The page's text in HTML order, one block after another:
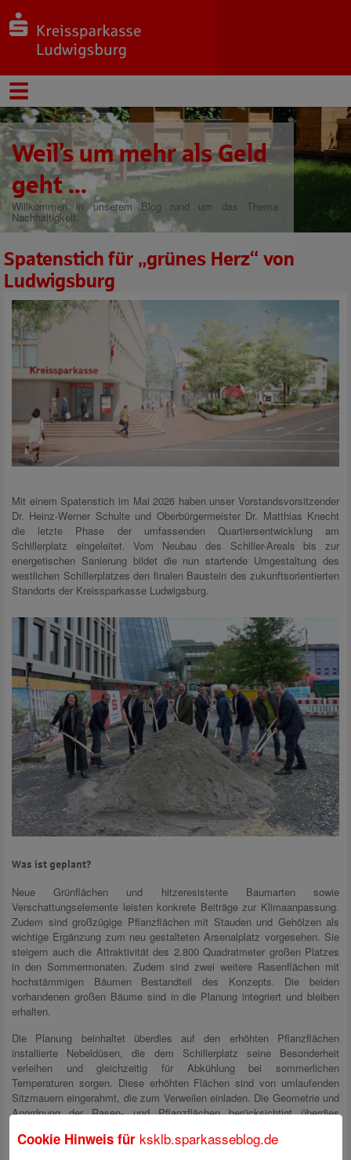
Weil’s um mehr als Geld
geht ...
Willkommen in unserem Blog rund um das Thema
Nachhaltigkeit.
Spatenstich für „grünes Herz“ von
Ludwigsburg
Mit einem Spatenstich im Mai 2026 haben unser Vorstandsvorsitzender
Dr. Heinz-Werner Schulte und Oberbürgermeister Dr. Matthias Knecht
die letzte Phase der umfassenden Quartiersentwicklung am
Schillerplatz eingeleitet. Vom Neubau des Schiller-Areals bis zur
energetischen Sanierung bildet die nun startende Umgestaltung des
westlichen Schillerplatzes den finalen Baustein des zukunftsorientierten
Standorts der Kreissparkasse Ludwigsburg.
Was ist geplant?
Neue Grünflächen und hitzeresistente Baumarten sowie
Verschattungselemente leisten konkrete Beiträge zur Klimaanpassung.
Zudem sind großzügige Pflanzflächen mit Stauden und Gehölzen als
wichtige Ergänzung zum neu gestalteten Arsenalplatz vorgesehen. Sie
steigern auch die Attraktivität des 2.800 Quadratmeter großen Platzes
in den Sommermonaten. Zudem sind zwei weitere Rasenflächen mit
hochstämmigen Bäumen Bestandteil des Konzepts. Die beiden
vorhandenen großen Bäume sind in die Planung integriert und bleiben
erhalten.
Die Planung beinhaltet überdies auf den erhöhten Pflanzflächen
installierte Nebeldüsen, die dem Schillerplatz seine Besonderheit
verleihen und gleichzeitig für Abkühlung bei sommerlichen
Temperaturen sorgen. Diese erhöhten Flächen sind von umlaufenden
Sitzmauern eingerahmt, die zum Verweilen einladen. Die Geometrie und
Anordnung der Rasen- und Pflanzflächen berücksichtigt überdies
und zur Sophie-Scholl-Grundschule.
Cookie Hinweis für ksklb.sparkasseblog.de